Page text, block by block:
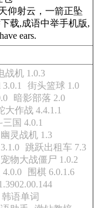
射云，一箭正坠
载,成语中举手机版,
ears.
战机 1.0.3
街头篮球 1.0
暗影部落 2.0
大作战 4.4.1.1
国 4.0.1
幽灵战机 1.3
跳跃出租车 7.3
物大战僵尸 1.0.2
围棋 6.0.1.6
韩语单词